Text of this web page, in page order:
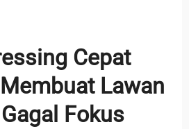
Cepat
Lawan
Fokus